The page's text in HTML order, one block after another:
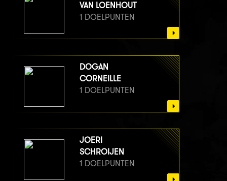
VAN LOENHOUT
1 DOELPUNTEN
DOGAN
CORNEILLE
1 DOELPUNTEN
JOERI
SCHROIJEN
1 DOELPUNTEN